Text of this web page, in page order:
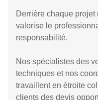
Derrière chaque
valorise le
responsabilité.
Nos spécialistes des
techniques et nos
travaillent en étroite
clients des devis